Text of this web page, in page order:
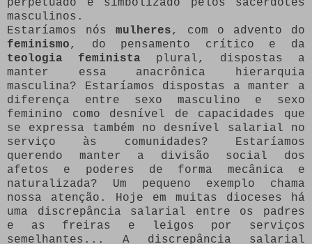
perpetuado e simbolizado pelos sacerdotes
masculinos.
Estaríamos nós mulheres, com o advento do
feminismo, do pensamento crítico e da
teologia feminista plural, dispostas a
manter essa anacrônica hierarquia
masculina? Estaríamos dispostas a manter a
diferença entre sexo masculino e sexo
feminino como desnível de capacidades que
se expressa também no desnível salarial no
serviço às comunidades? Estaríamos
querendo manter a divisão social dos
afetos e poderes de forma mecânica e
naturalizada? Um pequeno exemplo chama
nossa atenção. Hoje em muitas dioceses há
uma discrepância salarial entre os padres
e as freiras e leigos por serviços
semelhantes... A discrepância salarial